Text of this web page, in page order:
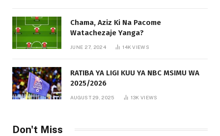
Chama, Aziz Ki Na Pacome
Watachezaje Yanga?
JUNE 27, 2024 14KVIEWS
RATIBA YA LIGI KUU YA NBC MSIMU WA
2025/2026
AUGUST 29, 2025 13KVIEWS
Don't Miss